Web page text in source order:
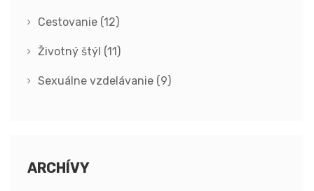
Cestovanie (12)
Životný štýl (11)
Sexuálne vzdelávanie (9)
ARCHÍVY